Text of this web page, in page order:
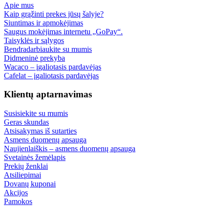
Apie mus
Kaip grąžinti prekes jūsų šalyje?
Siuntimas ir apmokėjimas
Saugus mokėjimas internetu „GoPay“.
Taisyklės ir sąlygos
Bendradarbiaukite su mumis
Didmeninė prekyba
Wacaco – įgaliotasis pardavėjas
Cafelat – įgaliotasis pardavėjas
Klientų aptarnavimas
Susisiekite su mumis
Geras skundas
Atsisakymas iš sutarties
Asmens duomenų apsauga
Naujienlaiškis – asmens duomenų apsauga
Svetainės žemėlapis
Prekių ženklai
Atsiliepimai
Dovanų kuponai
Akcijos
Pamokos